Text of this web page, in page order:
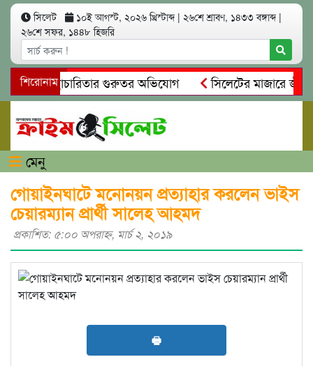
সিলেট ১০ই আগস্ট, ২০২৬ খ্রিস্টাব্দ | ২৬শে শ্রাবণ, ১৪৩৩ বঙ্গাব্দ |
২৬শে সফর, ১৪৪৮ হিজরি
শিরোনাম
ও স্বেচ্ছাচারিতার গুরুতর অভিযোগ
সিলেটের মাজারে
দলিল ফাঁস
গোয়াইনঘাটে প্রেমের ফাঁদে তরুণী পাচার:
মেনু
গোয়াইনঘাটে মনোনয়ন প্রত্যাহার করলেন ভাইস
চেয়ারম্যান প্রার্থী সালেহ আহমদ
প্রকাশিত: ৫:০০ অপরাহ্ণ, মার্চ ২, ২০১৯
🖶